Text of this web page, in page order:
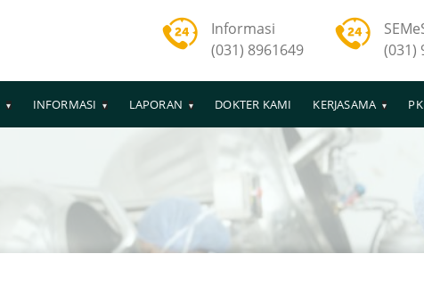
Informasi
(031) 8961649
(031)
INFORMASI LAPORAN DOKTER KAMI KERJASAMA